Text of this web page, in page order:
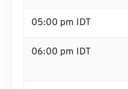
05:00 pm IDT
06:00 pm IDT